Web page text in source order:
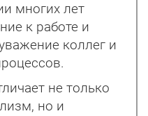
многих лет
к работе и
коллег и
не только
но и